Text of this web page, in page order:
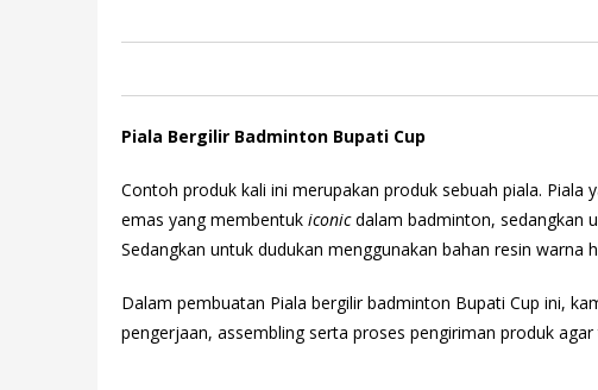
Piala Bergilir Badminton Bupati Cup
Contoh produk kali ini merupakan produk sebuah piala.
emas yang membentuk iconicdalam badminton, sedangkan
Sedangkan untuk dudukan menggunakan bahan resin
Dalam pembuatan Piala bergilir badminton Bupati Cup ini,
pengerjaan, assembling serta proses pengiriman produk